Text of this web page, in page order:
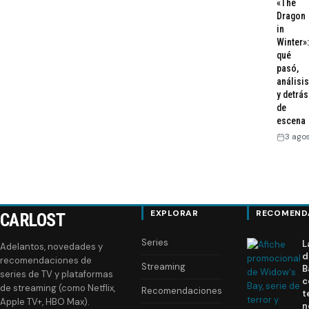
«The
Dragon
in
Winter»:
qué
pasó,
análisis
y detrás
de
escena
3
CARLOST
Adelantos, novedades y
recomendaciones de
series de TV y plataformas
de streaming (como Netflix,
Apple TV+, HBO Max).
EXPLORAR
Series
Streaming
Recomendaciones